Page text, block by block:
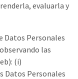
evaluarla y
Datos Personales
las
(i)
Datos Personales